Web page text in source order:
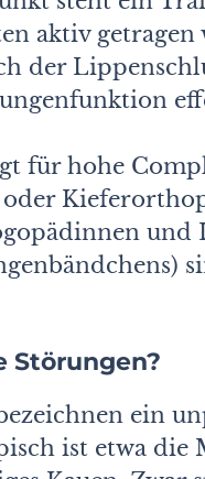
aktiv getragen
der
für hohe
und
Störungen?
ein
ist etwa